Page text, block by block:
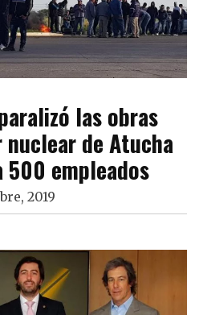
las obras
de Atucha
500 empleados
2019